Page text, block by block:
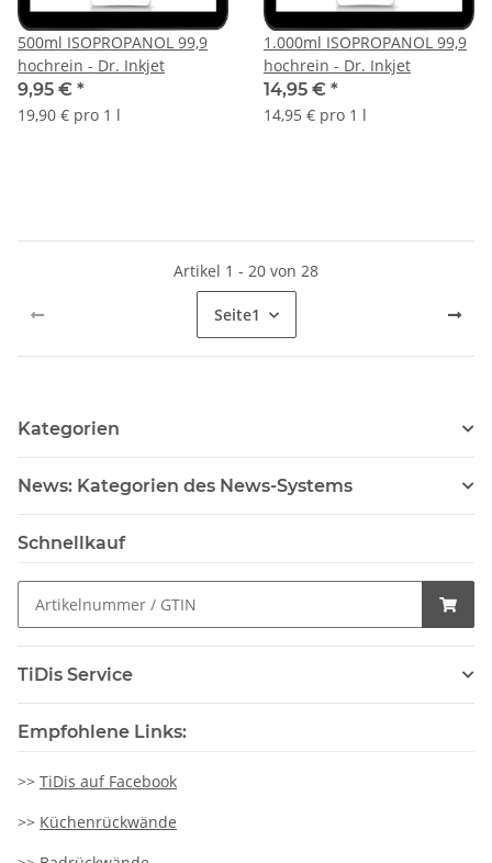
500ml ISOPROPANOL 99,9
hochrein - Dr. Inkjet
9,95 € *
19,90 € pro 1 l
1.000ml ISOPROPANOL 99,9
hochrein - Dr. Inkjet
14,95 € *
14,95 € pro 1 l
Artikel 1 - 20 von 28
Seite1
Kategorien
News: Kategorien des News-Systems
Schnellkauf
TiDis Service
Empfohlene Links:
>> TiDis auf Facebook
>> Küchenrückwände